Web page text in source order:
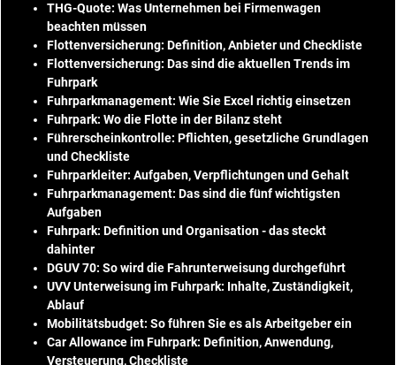
THG-Quote: Was Unternehmen bei Firmenwagen
beachten müssen
Flottenversicherung: Definition, Anbieter und Checkliste
Flottenversicherung: Das sind die aktuellen Trends im
Fuhrpark
Fuhrparkmanagement: Wie Sie Excel richtig einsetzen
Fuhrpark: Wo die Flotte in der Bilanz steht
Führerscheinkontrolle: Pflichten, gesetzliche Grundlagen
und Checkliste
Fuhrparkleiter: Aufgaben, Verpflichtungen und Gehalt
Fuhrparkmanagement: Das sind die fünf wichtigsten
Aufgaben
Fuhrpark: Definition und Organisation - das steckt
dahinter
DGUV 70: So wird die Fahrunterweisung durchgeführt
UVV Unterweisung im Fuhrpark: Inhalte, Zuständigkeit,
Ablauf
Mobilitätsbudget: So führen Sie es als Arbeitgeber ein
Car Allowance im Fuhrpark: Definition, Anwendung,
Versteuerung, Checkliste